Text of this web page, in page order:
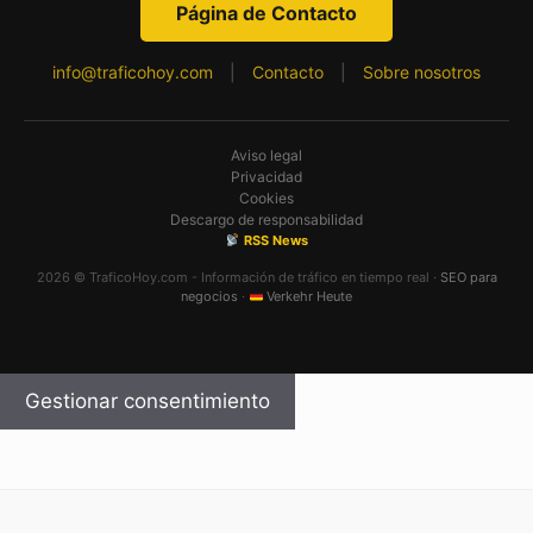
Página de Contacto
info@traficohoy.com Contacto Sobre nosotros
Aviso legal
Privacidad
Cookies
Descargo de responsabilidad
RSS News
2026 © TraficoHoy.com - Información de tráfico en tiempo real · SEO para
negocios · Verkehr Heute
Gestionar consentimiento